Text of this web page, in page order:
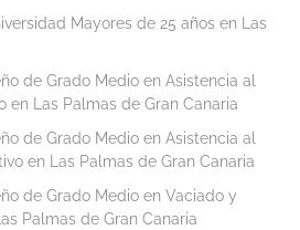
Mayores de 25 años en Las
de Grado Medio en Asistencia al
en Las Palmas de Gran Canaria
de Grado Medio en Asistencia al
en Las Palmas de Gran Canaria
de Grado Medio en Vaciado y
Palmas de Gran Canaria